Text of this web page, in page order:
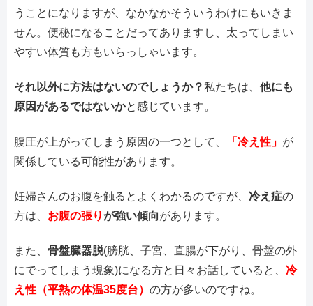
うことになりますが、なかなかそういうわけにもいきま
せん。便秘になることだってありますし、太ってしまい
やすい体質も方もいらっしゃいます。
それ以外に方法はないのでしょうか？私たちは、 他にも
原因があるではないかと感じています。
腹圧が上がってしまう原因の一つとして、 「冷え性」 が
関係している可能性があります。
妊婦さんのお腹を触るとよくわかるのですが、 冷え症の
方は、 お腹の張りが強い傾向があります。
また、 骨盤臓器脱(膀胱、子宮、直腸が下がり、骨盤の外
にでってしまう現象)になる方と日々お話していると、 冷
え性（平熱の体温35度台） の方が多いのですね。